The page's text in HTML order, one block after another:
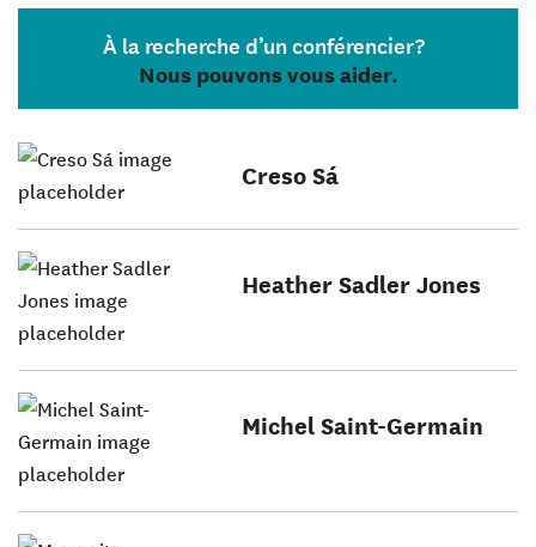
À la recherche d’un conférencier?
Nous pouvons vous aider.
Creso Sá
Heather Sadler Jones
Michel Saint-Germain